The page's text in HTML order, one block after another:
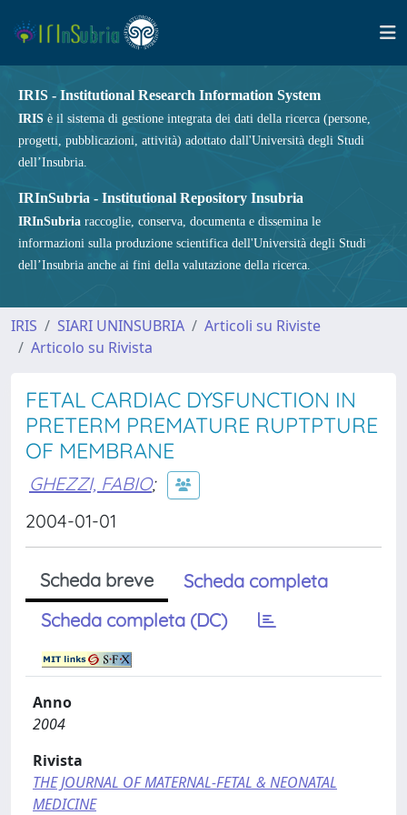
IRIS - Institutional Research Information System
IRIS è il sistema di gestione integrata dei dati della ricerca (persone,
progetti, pubblicazioni, attività) adottato dall'Università degli Studi
dell’Insubria.
IRInSubria - Institutional Repository Insubria
IRInSubria raccoglie, conserva, documenta e dissemina le
informazioni sulla produzione scientifica dell'Università degli Studi
dell’Insubria anche ai fini della valutazione della ricerca.
IRIS SIARI UNINSUBRIA
Articoli su Riviste
Articolo su Rivista
FETAL CARDIAC DYSFUNCTION IN
PRETERM PREMATURE RUPTPTURE
OF MEMBRANE
GHEZZI, FABIO;
2004-01-01
Scheda breve
Scheda completa
Scheda completa (DC)
Anno
2004
Rivista
THE JOURNAL OF MATERNAL-FETAL & NEONATAL
MEDICINE